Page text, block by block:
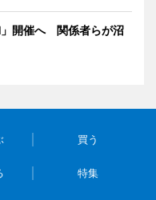
開催へ 関係者らが沼
買う
特集